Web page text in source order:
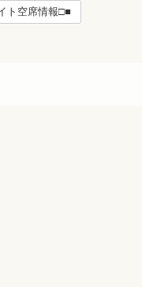
ト空席情報□■